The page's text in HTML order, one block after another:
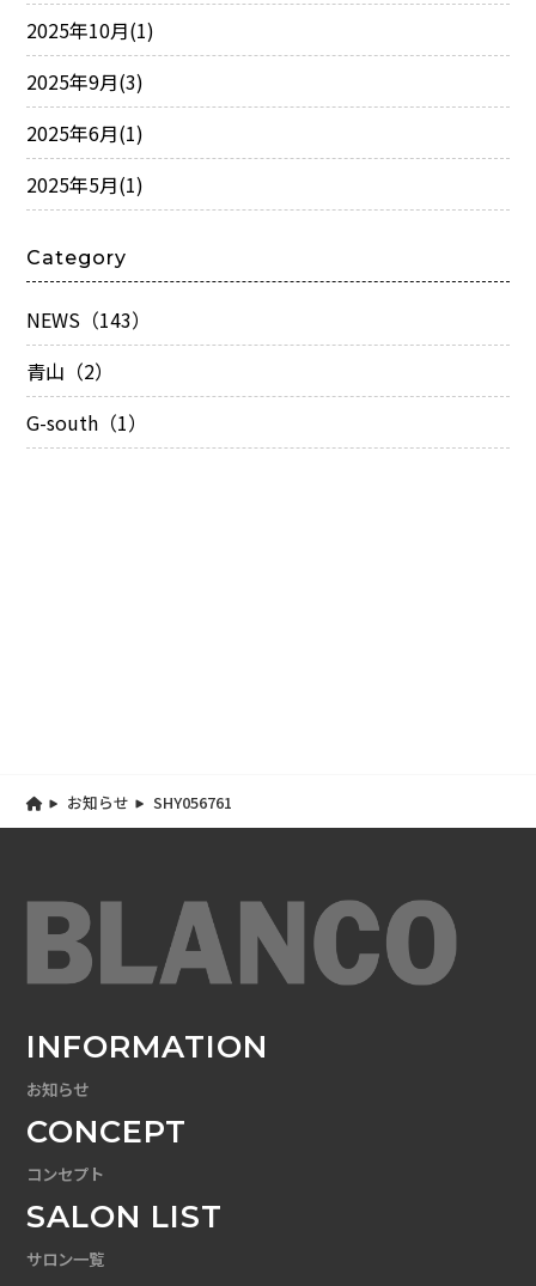
2025年10月(1)
2025年9月(3)
2025年6月(1)
2025年5月(1)
Category
NEWS（143）
青山（2）
G-south（1）
お知らせ SHY056761
INFORMATION
お知らせ
CONCEPT
コンセプト
SALON LIST
サロン一覧